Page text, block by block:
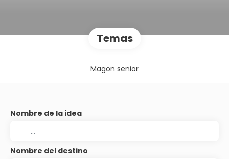
Temas
Magon senior
Nombre de la idea
Nombre del destino